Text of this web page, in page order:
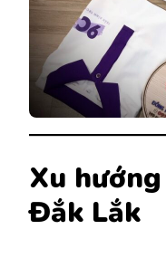
Xu
Đắk Lắk